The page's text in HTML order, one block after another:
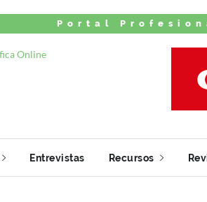
Portal
Entrevistas Recursos